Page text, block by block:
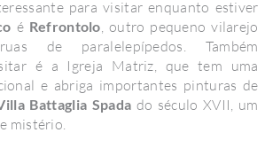
para visitar enquanto estiver
é Refrontolo , outro pequeno vilarejo
de paralelepípedos. Também
é a Igreja Matriz, que tem uma
e abriga importantes pinturas de
Battaglia Spada do século XVII, um
mistério.